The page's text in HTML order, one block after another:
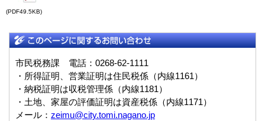
(PDF49.5KB)
市民税務課 電話：0268-62-1111
・所得証明、営業証明は住民税係（内線1161）
・納税証明は収税管理係（内線1181）
・土地、家屋の評価証明は資産税係（内線1171）
メール： zeimu@city.tomi.nagano.jp